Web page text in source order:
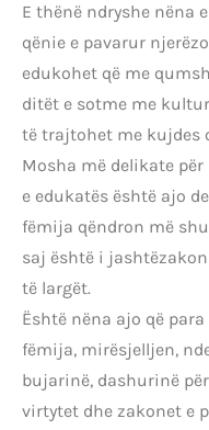
E thënë ndryshe nëna
qënie e pavarur
edukohet që me
ditët e sotme me
të trajtohet me kujdes
Mosha më delikate
e edukatës është ajo
fëmija qëndron më
saj është i
të largët.
Është nëna ajo që
fëmija, mirësjelljen,
bujarinë, dashurinë
virtytet dhe zakonet e